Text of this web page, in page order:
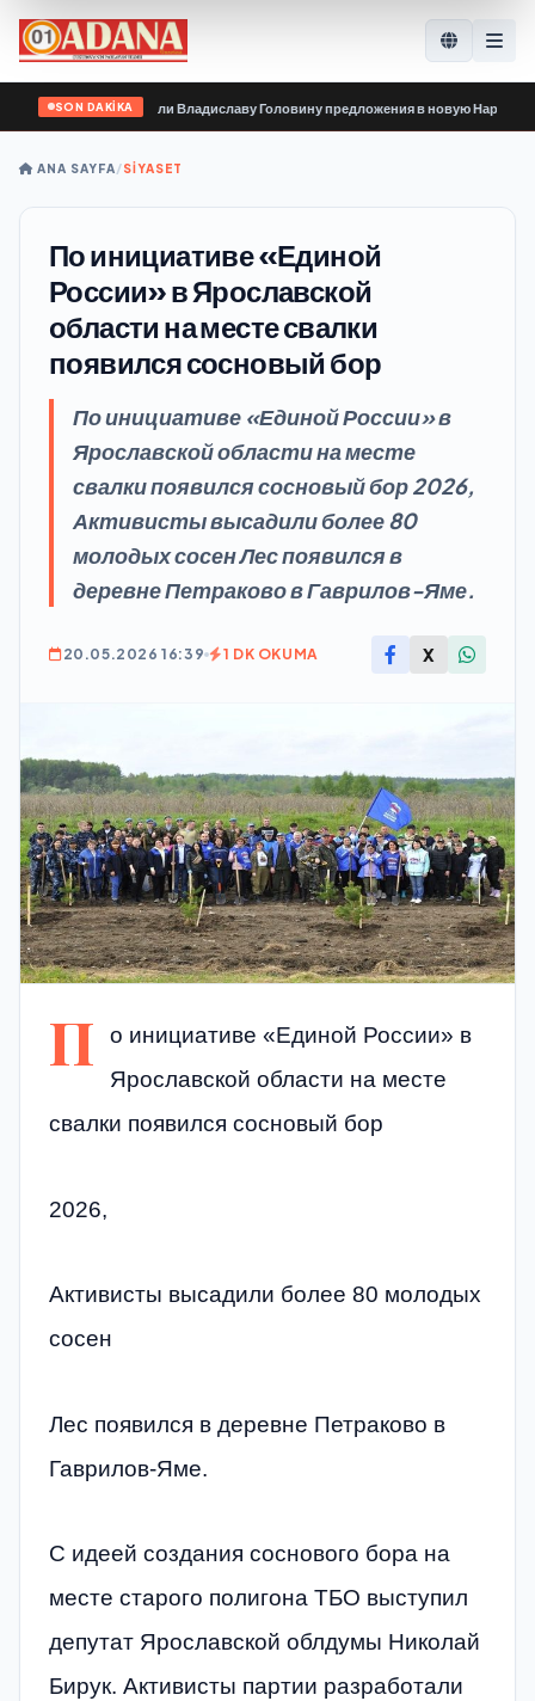
SON DAKİKA
передали Владиславу Головину предложения в новую Народную
ANA SAYFA/SİYASET
По инициативе «Единой
России» в Ярославской
области на месте свалки
появился сосновый бор
По инициативе «Единой России» в
Ярославской области на месте
свалки появился сосновый бор 2026,
Активисты высадили более 80
молодых сосен Лес появился в
деревне Петраково в Гаврилов-Яме.
20.05.2026 16:39 1 DK OKUMA X
П
о инициативе «Единой России» в
Ярославской области на месте
свалки появился сосновый бор
2026,
Активисты высадили более 80 молодых
сосен
Лес появился в деревне Петраково в
Гаврилов-Яме.
С идеей создания соснового бора на
месте старого полигона ТБО выступил
депутат Ярославской облдумы Николай
Бирук. Активисты партии разработали